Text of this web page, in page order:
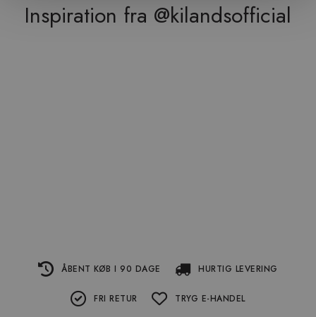
Inspiration fra @kilandsofficial
ÅBENT KØB I 90 DAGE HURTIG LEVERING
FRI RETUR TRYG E-HANDEL